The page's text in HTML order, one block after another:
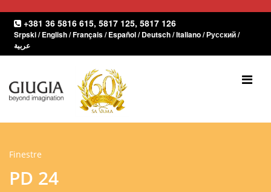
+381 36 5816 615, 5817 125, 5817 126
Srpski/English/Français/Español/Deutsch/Italiano/Русский/
عربية
Finestre
PD 24